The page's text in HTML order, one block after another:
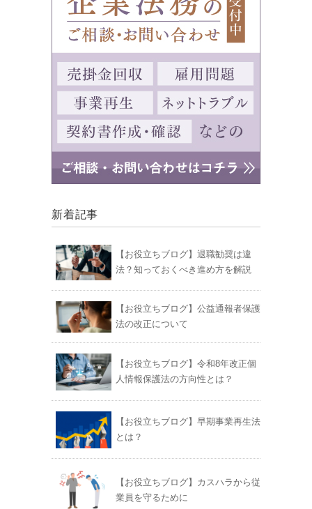
新着記事
【お役立ちブログ】退職勧奨は違
法？知っておくべき進め方を解説
【お役立ちブログ】公益通報者保護
法の改正について
【お役立ちブログ】令和8年改正個
人情報保護法の方向性とは？
【お役立ちブログ】早期事業再生法
とは？
【お役立ちブログ】カスハラから従
業員を守るために